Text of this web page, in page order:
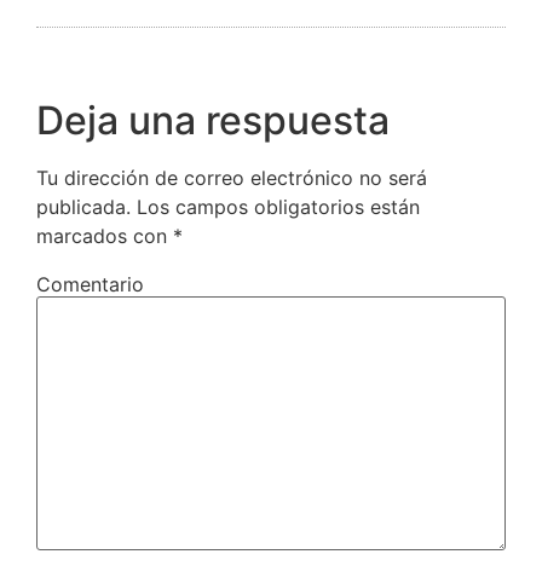
Deja una respuesta
Tu dirección de correo electrónico no será
publicada. Los campos obligatorios están
marcados con *
Comentario